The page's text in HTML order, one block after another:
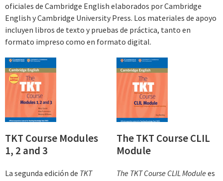
oficiales de Cambridge English elaborados por Cambridge
English y Cambridge University Press. Los materiales de apoyo
incluyen libros de texto y pruebas de práctica, tanto en
formato impreso como en formato digital.
TKT Course Modules
1, 2 and 3
La segunda edición de TKT
The TKT Course CLIL
Module
The TKT Course CLIL Module es